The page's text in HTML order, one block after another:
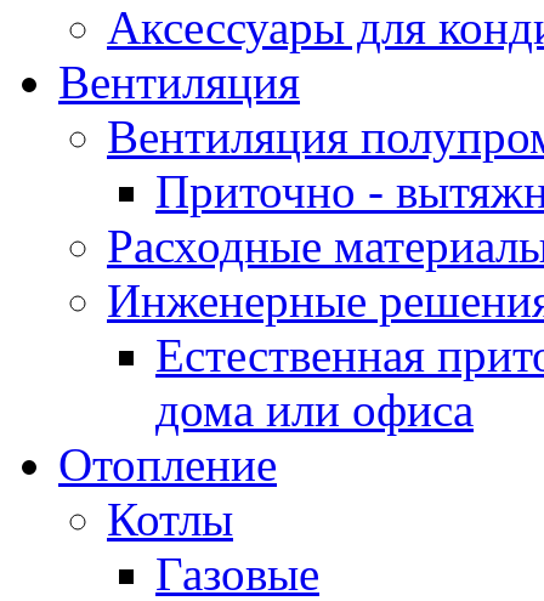
Аксессуары для
Вентиляция
Вентиляция
Приточно -
Расходные
Инженерные
Естественная
дома или офиса
Отопление
Котлы
Газовые